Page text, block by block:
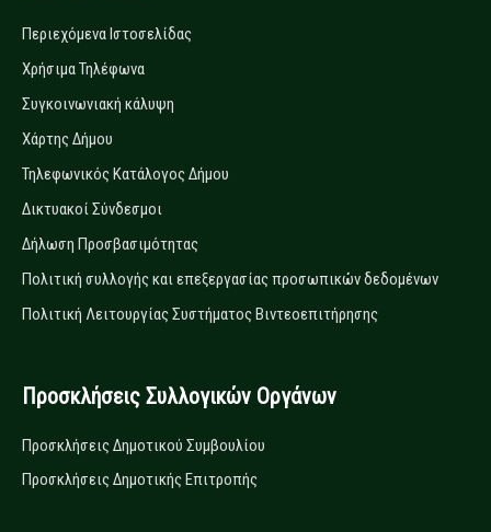
Περιεχόμενα Ιστοσελίδας
Χρήσιμα Τηλέφωνα
Συγκοινωνιακή κάλυψη
Χάρτης Δήμου
Τηλεφωνικός Κατάλογος Δήμου
Δικτυακοί Σύνδεσμοι
Δήλωση Προσβασιμότητας
Πολιτική συλλογής και επεξεργασίας προσωπικών δεδομένων
Πολιτική Λειτουργίας Συστήματος Βιντεοεπιτήρησης
Προσκλήσεις Συλλογικών Οργάνων
Προσκλήσεις Δημοτικού Συμβουλίου
Προσκλήσεις Δημοτικής Επιτροπής